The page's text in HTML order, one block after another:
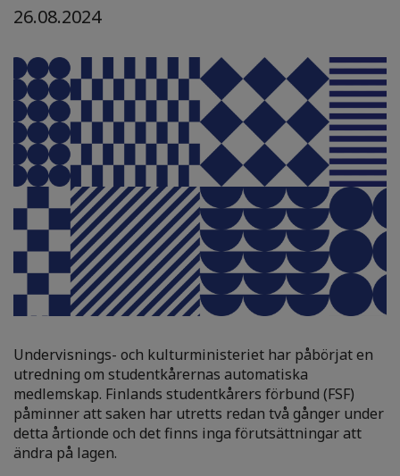
26.08.2024
Undervisnings- och kulturministeriet har påbörjat en
utredning om studentkårernas automatiska
medlemskap. Finlands studentkårers förbund (FSF)
påminner att saken har utretts redan två gånger under
detta årtionde och det finns inga förutsättningar att
ändra på lagen.